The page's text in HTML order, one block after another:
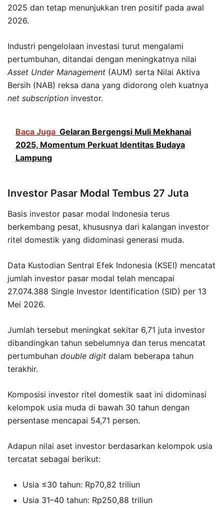
2025 dan tetap menunjukkan tren positif pada awal
2026.
Industri pengelolaan investasi turut mengalami
pertumbuhan, ditandai dengan meningkatnya nilai
Asset Under Management (AUM) serta Nilai Aktiva
Bersih (NAB) reksa dana yang didorong oleh kuatnya
net subscription investor.
Baca Juga Gelaran Bergengsi Muli Mekhanai
2025, Momentum Perkuat Identitas Budaya
Lampung
Investor Pasar Modal Tembus 27 Juta
Basis investor pasar modal Indonesia terus
berkembang pesat, khususnya dari kalangan investor
ritel domestik yang didominasi generasi muda.
Data Kustodian Sentral Efek Indonesia (KSEI) mencatat
jumlah investor pasar modal telah mencapai
27.074.388 Single Investor Identification (SID) per 13
Mei 2026.
Jumlah tersebut meningkat sekitar 6,71 juta investor
dibandingkan tahun sebelumnya dan terus mencatat
pertumbuhan double digit dalam beberapa tahun
terakhir.
Komposisi investor ritel domestik saat ini didominasi
kelompok usia muda di bawah 30 tahun dengan
persentase mencapai 54,71 persen.
Adapun nilai aset investor berdasarkan kelompok usia
tercatat sebagai berikut:
Usia ≤30 tahun: Rp70,82 triliun
Usia 31–40 tahun: Rp250,88 triliun